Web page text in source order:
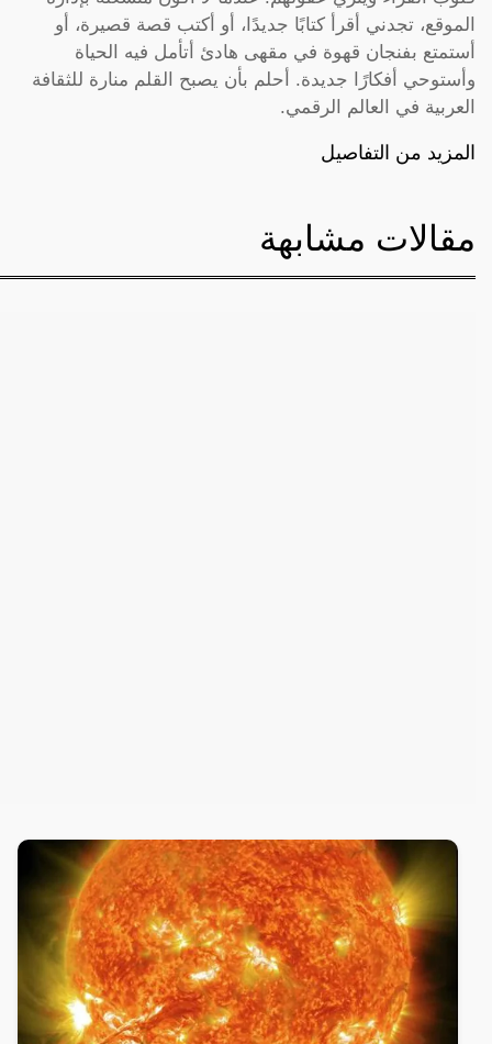
الموقع، تجدني أقرأ كتابًا جديدًا، أو أكتب قصة قصيرة، أو
أستمتع بفنجان قهوة في مقهى هادئ أتأمل فيه الحياة
وأستوحي أفكارًا جديدة. أحلم بأن يصبح القلم منارة للثقافة
العربية في العالم الرقمي.
المزيد من التفاصيل
مقالات مشابهة